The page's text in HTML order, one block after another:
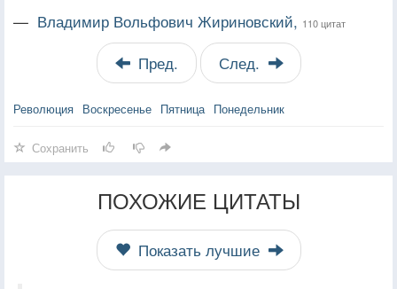
— Владимир Вольфович Жириновский, 110 цитат
Пред. След.
Революция Воскресенье Пятница Понедельник
Сохранить
ПОХОЖИЕ ЦИТАТЫ
Показать лучшие